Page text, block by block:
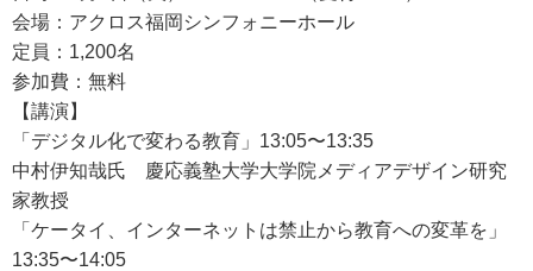
会場：アクロス福岡シンフォニーホール
定員：1,200名
参加費：無料
【講演】
「デジタル化で変わる教育」13:05〜13:35
中村伊知哉氏 慶応義塾大学大学院メディアデザイン研究
家教授
「ケータイ、インターネットは禁止から教育への変革を」
13:35〜14:05